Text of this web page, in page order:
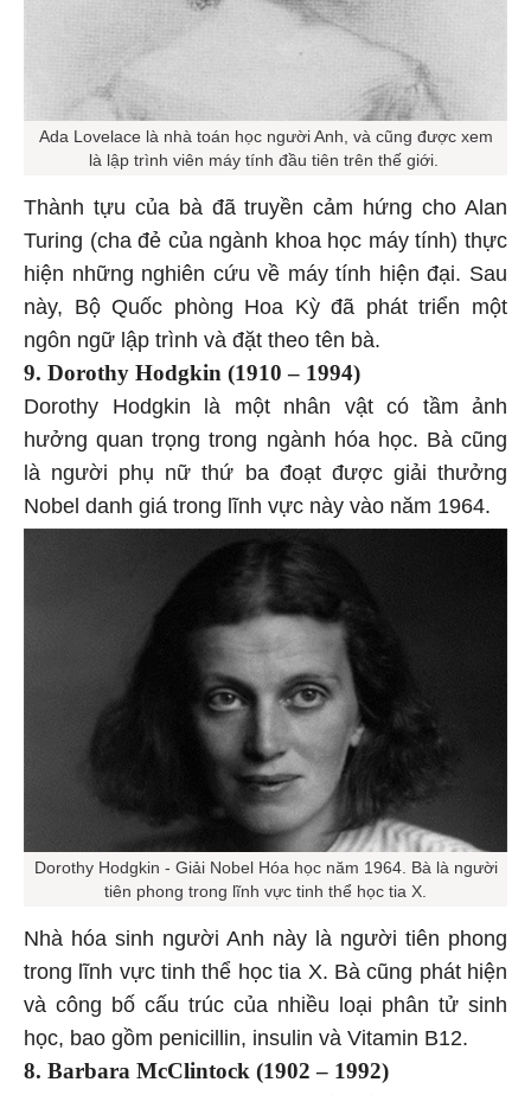
Ada Lovelace là nhà toán học người Anh, và cũng được xem
là lập trình viên máy tính đầu tiên trên thế giới.
Thành tựu của bà đã truyền cảm hứng cho Alan
Turing (cha đẻ của ngành khoa học máy tính) thực
hiện những nghiên cứu về máy tính hiện đại. Sau
này, Bộ Quốc phòng Hoa Kỳ đã phát triển một
ngôn ngữ lập trình và đặt theo tên bà.
9. Dorothy Hodgkin (1910 – 1994)
Dorothy Hodgkin là một nhân vật có tầm ảnh
hưởng quan trọng trong ngành hóa học. Bà cũng
là người phụ nữ thứ ba đoạt được giải thưởng
Nobel danh giá trong lĩnh vực này vào năm 1964.
Dorothy Hodgkin - Giải Nobel Hóa học năm 1964. Bà là người
tiên phong trong lĩnh vực tinh thể học tia X.
Nhà hóa sinh người Anh này là người tiên phong
trong lĩnh vực tinh thể học tia X. Bà cũng phát hiện
và công bố cấu trúc của nhiều loại phân tử sinh
học, bao gồm penicillin, insulin và Vitamin B12.
8. Barbara McClintock (1902 – 1992)